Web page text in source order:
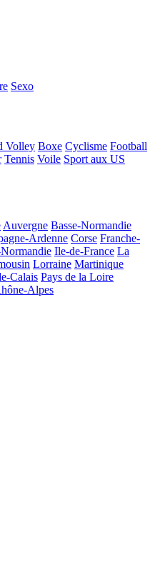
Sexo
Volley Boxe Cyclisme Football
Tennis Voile Sport aux US
Auvergne Basse-Normandie
Ardenne Corse Franche-
Ile-de-France La
Lorraine Martinique
Calais Pays de la Loire
Alpes